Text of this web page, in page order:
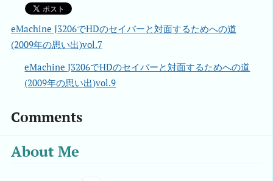
eMachine J3206でHDのセイバーと対面するためへの道
(2009年の思い出)vol.7
eMachine J3206でHDのセイバーと対面するためへの道
(2009年の思い出)vol.9
Comments
About Me